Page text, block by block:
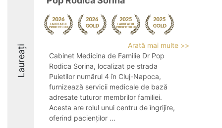
Laureați
Arată mai multe >>
Cabinet Medicina de Familie Dr Pop
Rodica Sorina, localizat pe strada
Puietilor numărul 4 în Cluj-Napoca,
furnizează servicii medicale de bază
adresate tuturor membrilor familiei.
Acesta are rolul unui centru de îngrijire,
oferind pacienților ...